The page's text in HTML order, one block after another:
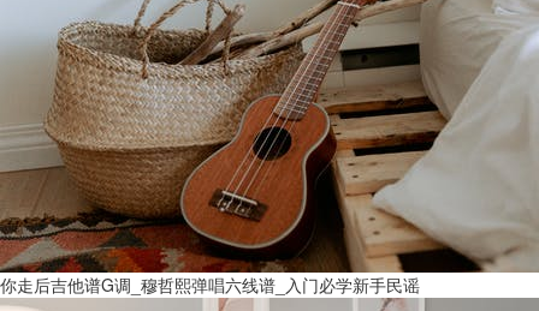
你走后吉他谱G调_穆哲熙弹唱六线谱_入门必学新手民谣